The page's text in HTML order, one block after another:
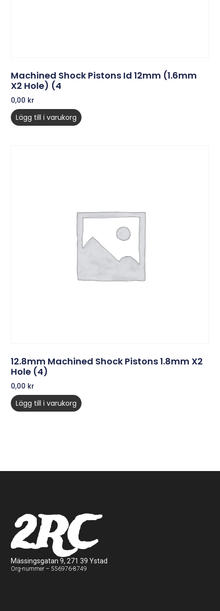
Machined Shock Pistons Id 12mm (1.6mm
X2 Hole) (4
0,00 kr
Lägg till i varukorg
12.8mm Machined Shock Pistons 1.8mm X2
Hole (4)
0,00 kr
Lägg till i varukorg
2RC
Mässingsgatan 9, 271 39 Ystad
Org-nummer – 556976-8749